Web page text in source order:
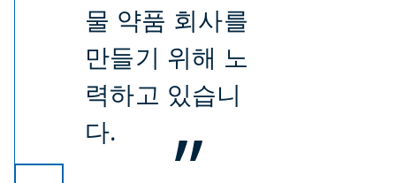
물 약품 회사를
만들기 위해 노
력하고 있습니
다.